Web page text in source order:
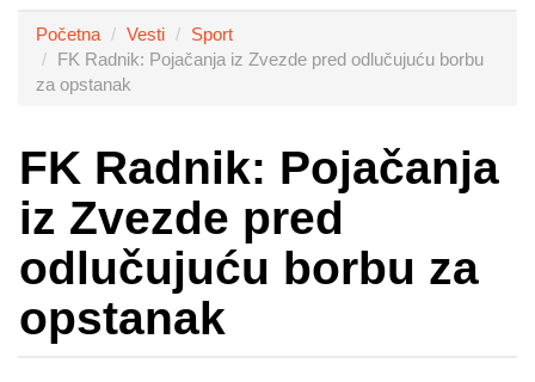
Početna Vesti
Sport
FK Radnik: Pojačanja iz Zvezde pred odlučujuću borbu
za opstanak
FK Radnik: Pojačanja
iz Zvezde pred
odlučujuću borbu za
opstanak